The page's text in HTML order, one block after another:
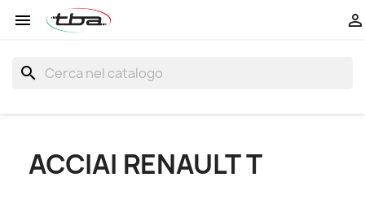
 
search
ACCIAI RENAULT T